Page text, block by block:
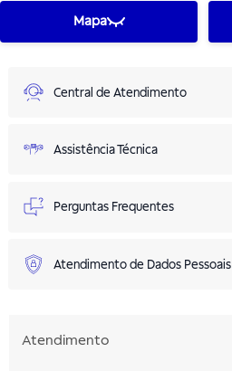
Mapa
Central de Atendimento
Assistência Técnica
Perguntas Frequentes
Atendimento de Dados Pessoais
Atendimento